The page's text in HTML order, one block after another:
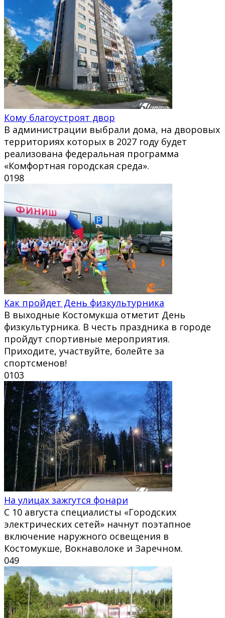
Кому благоустроят двор
В администрации выбрали дома, на дворовых
территориях которых в 2027 году будет
реализована федеральная программа
«Комфортная городская среда».
0198
Как пройдет День физкультурника
В выходные Костомукша отметит День
физкультурника. В честь праздника в городе
пройдут спортивные мероприятия.
Приходите, участвуйте, болейте за
спортсменов!
0103
На улицах зажгутся фонари
С 10 августа специалисты «Городских
электрических сетей» начнут поэтапное
включение наружного освещения в
Костомукше, Вокнаволоке и Заречном.
049